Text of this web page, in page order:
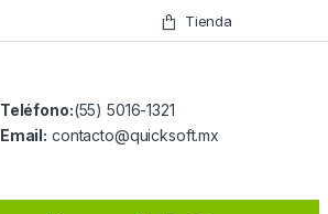
Tienda
Teléfono:(55) 5016-1321
Email: contacto@quicksoft.mx